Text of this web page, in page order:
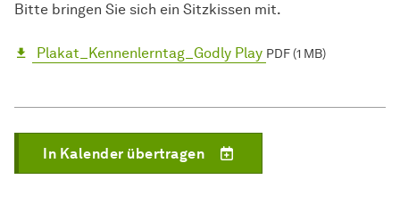
Bitte bringen Sie sich ein Sitzkissen mit.
Plakat_Kennenlerntag_Godly Play PDF (1 MB)
In Kalender übertragen